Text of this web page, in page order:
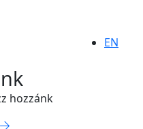
EN
hozzánk